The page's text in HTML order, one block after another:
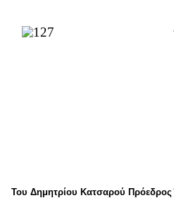
Του Δημητρίου Κατσαρού Πρόεδρος